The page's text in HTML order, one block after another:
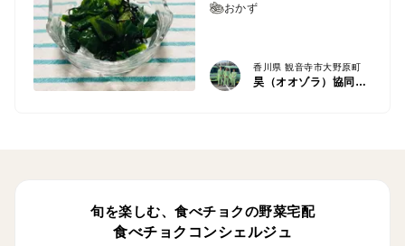
おかず
香川県 観音寺市大野原町
昊（オオゾラ）協同組合
旬を楽しむ、食べチョクの野菜宅配
食べチョクコンシェルジュ